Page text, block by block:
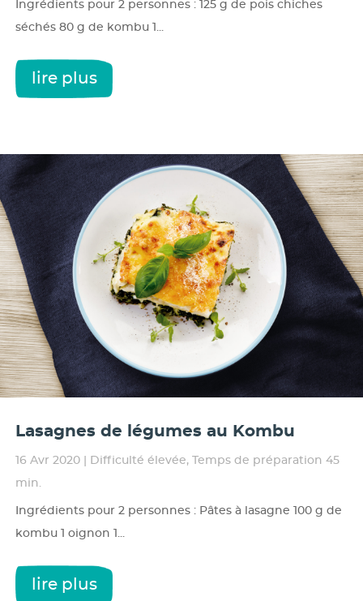
Ingrédients pour 2 personnes : 125 g de pois chiches
séchés 80 g de kombu 1...
lire plus
Lasagnes de légumes au Kombu
16 Avr 2020 Difficulté élevée,
Temps de préparation 45
min.
Ingrédients pour 2 personnes : Pâtes à lasagne 100 g de
kombu 1 oignon 1...
lire plus